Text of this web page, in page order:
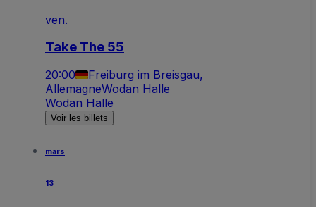
ven.
Take The 55
20:00
Freiburg im Breisgau,
AllemagneWodan Halle
Wodan Halle
Voir les billets
mars
13